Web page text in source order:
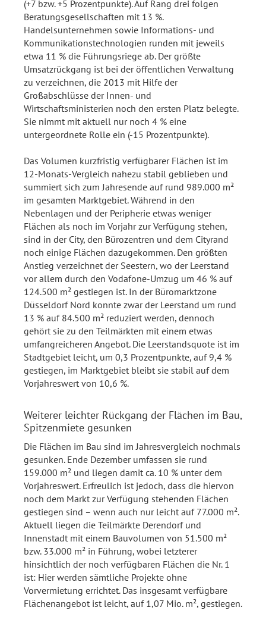
(+7 bzw. +5 Prozentpunkte). Auf Rang drei folgen
Beratungsgesellschaften mit 13 %.
Handelsunternehmen sowie Informations- und
Kommunikationstechnologien runden mit jeweils
etwa 11 % die Führungsriege ab. Der größte
Umsatzrückgang ist bei der öffentlichen Verwaltung
zu verzeichnen, die 2013 mit Hilfe der
Großabschlüsse der Innen- und
Wirtschaftsministerien noch den ersten Platz belegte.
Sie nimmt mit aktuell nur noch 4 % eine
untergeordnete Rolle ein (-15 Prozentpunkte).
Das Volumen kurzfristig verfügbarer Flächen ist im
12-Monats-Vergleich nahezu stabil geblieben und
summiert sich zum Jahresende auf rund 989.000 m²
im gesamten Marktgebiet. Während in den
Nebenlagen und der Peripherie etwas weniger
Flächen als noch im Vorjahr zur Verfügung stehen,
sind in der City, den Bürozentren und dem Cityrand
noch einige Flächen dazugekommen. Den größten
Anstieg verzeichnet der Seestern, wo der Leerstand
vor allem durch den Vodafone-Umzug um 46 % auf
124.500 m² gestiegen ist. In der Büromarktzone
Düsseldorf Nord konnte zwar der Leerstand um rund
13 % auf 84.500 m² reduziert werden, dennoch
gehört sie zu den Teilmärkten mit einem etwas
umfangreicheren Angebot. Die Leerstandsquote ist im
Stadtgebiet leicht, um 0,3 Prozentpunkte, auf 9,4 %
gestiegen, im Marktgebiet bleibt sie stabil auf dem
Vorjahreswert von 10,6 %.
Weiterer leichter Rückgang der Flächen im Bau,
Spitzenmiete gesunken
Die Flächen im Bau sind im Jahresvergleich nochmals
gesunken. Ende Dezember umfassen sie rund
159.000 m² und liegen damit ca. 10 % unter dem
Vorjahreswert. Erfreulich ist jedoch, dass die hiervon
noch dem Markt zur Verfügung stehenden Flächen
gestiegen sind – wenn auch nur leicht auf 77.000 m².
Aktuell liegen die Teilmärkte Derendorf und
Innenstadt mit einem Bauvolumen von 51.500 m²
bzw. 33.000 m² in Führung, wobei letzterer
hinsichtlich der noch verfügbaren Flächen die Nr. 1
ist: Hier werden sämtliche Projekte ohne
Vorvermietung errichtet. Das insgesamt verfügbare
Flächenangebot ist leicht, auf 1,07 Mio. m², gestiegen.